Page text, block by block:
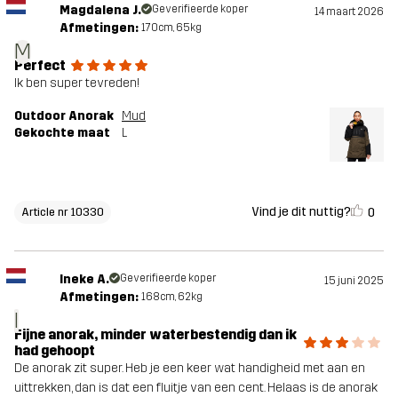
M
Magdalena J. Geverifieerde koper 14 maart 2026
Afmetingen: 170cm, 65kg
Perfect
Ik ben super tevreden!
Outdoor Anorak Mud
Gekochte maat
L
Article nr 10330 Vind je dit nuttig? 0
I
Ineke A. Geverifieerde koper 15 juni 2025
Afmetingen: 168cm, 62kg
Fijne anorak, minder waterbestendig dan ik
had gehoopt
De anorak zit super. Heb je een keer wat handigheid met aan en
uittrekken, dan is dat een fluitje van een cent. Helaas is de anorak